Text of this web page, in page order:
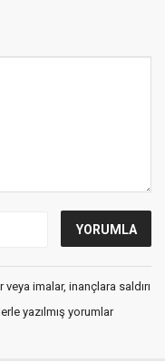
imalar, inançlara saldırı
yazılmış yorumlar